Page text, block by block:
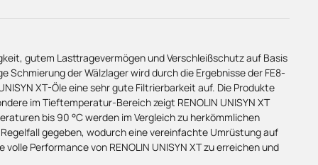
gutem Lasttragevermögen und Verschleißschutz auf Basis
der Wälzlager wird durch die Ergebnisse der FE8-
XT-Öle eine sehr gute Filtrierbarkeit auf. Die Produkte
im Tieftemperatur-Bereich zeigt RENOLIN UNISYN XT
bis 90 °C werden im Vergleich zu herkömmlichen
gegeben, wodurch eine vereinfachte Umrüstung auf
Performance von RENOLIN UNISYN XT zu erreichen und